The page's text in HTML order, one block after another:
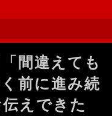
間違えても
前に進み続
えできた